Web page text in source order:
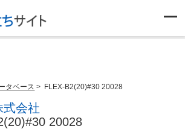
ベース
タベース > FLEX-B2(20)#30 20028
式会社
20028